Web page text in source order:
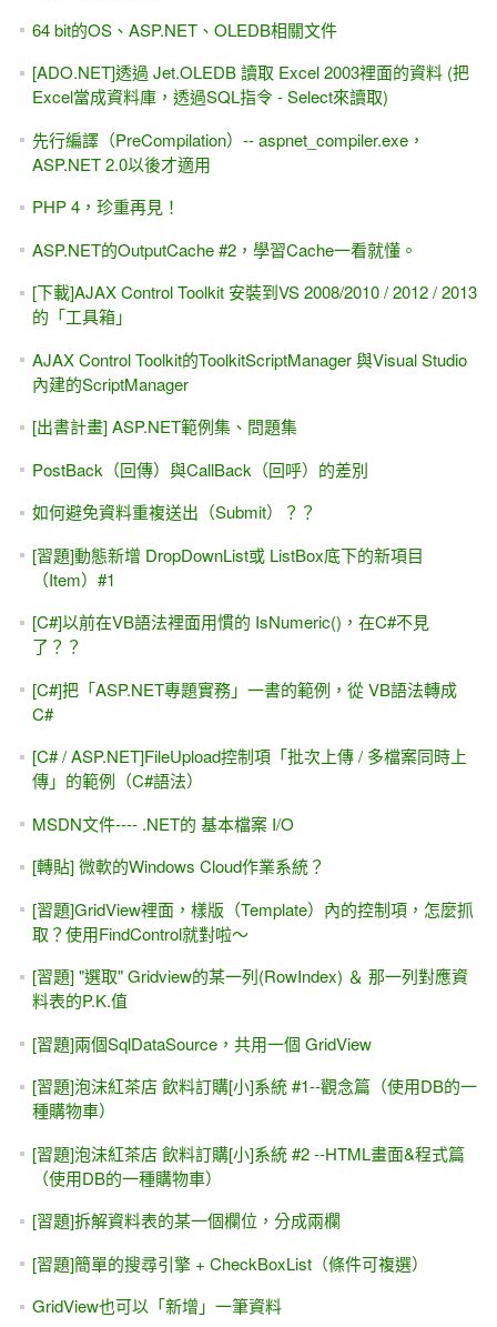
64 bit的OS、ASP.NET、OLEDB相關文件
[ADO.NET]透過 Jet.OLEDB 讀取 Excel 2003裡面的資料 (把
Excel當成資料庫，透過SQL指令 - Select來讀取)
先行編譯（PreCompilation）-- aspnet_compiler.exe，
ASP.NET 2.0以後才適用
PHP 4，珍重再見！
ASP.NET的OutputCache #2，學習Cache一看就懂。
[下載]AJAX Control Toolkit 安裝到VS 2008/2010 / 2012 / 2013
的「工具箱」
AJAX Control Toolkit的ToolkitScriptManager 與Visual Studio
內建的ScriptManager
[出書計畫] ASP.NET範例集、問題集
PostBack（回傳）與CallBack（回呼）的差別
如何避免資料重複送出（Submit）？？
[習題]動態新增 DropDownList或 ListBox底下的新項目
（Item）#1
[C#]以前在VB語法裡面用慣的 IsNumeric()，在C#不見
了？？
[C#]把「ASP.NET專題實務」一書的範例，從 VB語法轉成
C#
[C# / ASP.NET]FileUpload控制項「批次上傳 / 多檔案同時上
傳」的範例（C#語法）
MSDN文件---- .NET的 基本檔案 I/O
[轉貼] 微軟的Windows Cloud作業系統？
[習題]GridView裡面，樣版（Template）內的控制項，怎麼抓
取？使用FindControl就對啦～
[習題] "選取" Gridview的某一列(RowIndex) ＆ 那一列對應資
料表的P.K.值
[習題]兩個SqlDataSource，共用一個 GridView
[習題]泡沫紅茶店 飲料訂購[小]系統 #1--觀念篇（使用DB的一
種購物車）
[習題]泡沫紅茶店 飲料訂購[小]系統 #2 --HTML畫面&程式篇
（使用DB的一種購物車）
[習題]拆解資料表的某一個欄位，分成兩欄
[習題]簡單的搜尋引擎 + CheckBoxList（條件可複選）
GridView也可以「新增」一筆資料